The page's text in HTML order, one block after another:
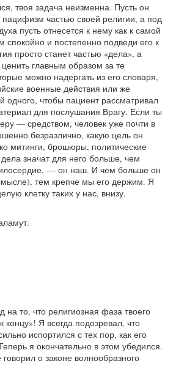
твоя задача неизменна. Пусть он
пацифизм частью своей религии, а под
пусть отнесется к нему как к самой
спокойно и постепенно подведи его к
просто станет частью «дела», а
главным образом за те
можно надергать из его словаря,
военные действия или же
одного, чтобы пациент рассматривал
для послушания Врагу. Если ты
— средством, человек уже почти в
безразлично, какую цель он
митинги, брошюры, политические
значат для него больше, чем
— он наш. И чем больше он
тем крепче мы его держим. Я
клетку таких у нас, внизу.
на то, что религиозная фаза твоего
концу»! Я всегда подозревал, что
испортился с тех пор, как его
я окончательно в этом убедился.
о законе волнообразного